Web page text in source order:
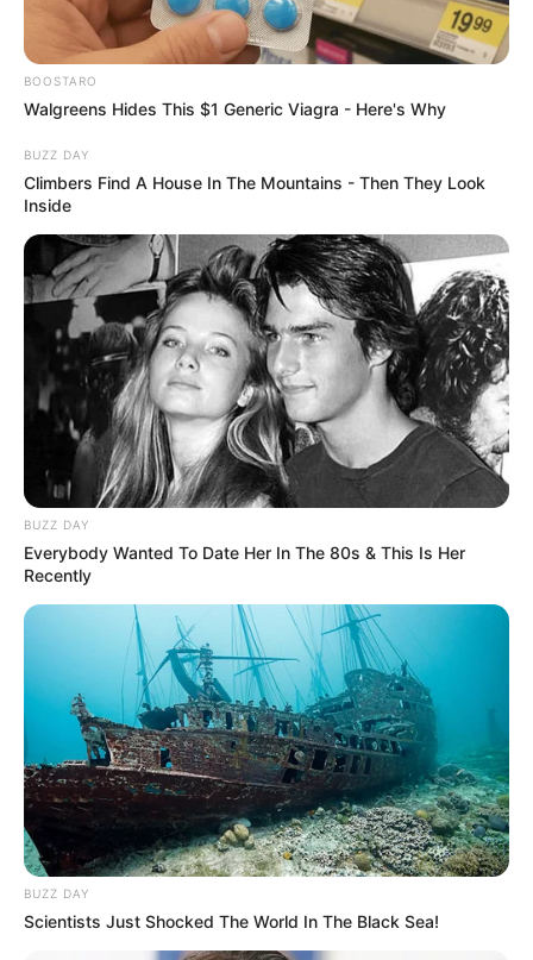
BOOSTARO
Walgreens Hides This $1 Generic Viagra - Here's Why
BUZZ DAY
Climbers Find A House In The Mountains - Then They Look
Inside
BUZZ DAY
Everybody Wanted To Date Her In The 80s & This Is Her
Recently
BUZZ DAY
Scientists Just Shocked The World In The Black Sea!